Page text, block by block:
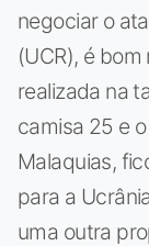
negociar o
(UCR), é
realizada na
camisa 25 e
Malaquias,
para a
uma outra